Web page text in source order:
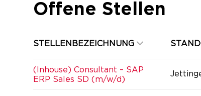
Offene Stellen
STELLENBEZEICHNUNG
(Inhouse) Consultant – SAP
ERP Sales SD (m/w/d)